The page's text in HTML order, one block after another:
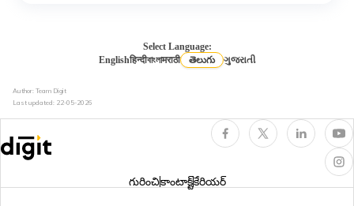
గడువు ముగిసిన బైక్​ ఇన్సూరెన్స్​ను ఆన్​లైన్​లో
కాంప్రెహెన్సివ్ బైక్ భీమాచేయడం
Select Language:
Englishहिन्दीবাংলাमराठी తెలుగు ગુજરાતી
Author: Team Digit
Last updated: 22-05-2026
గురించికాంటాక్ట్కేరియర్